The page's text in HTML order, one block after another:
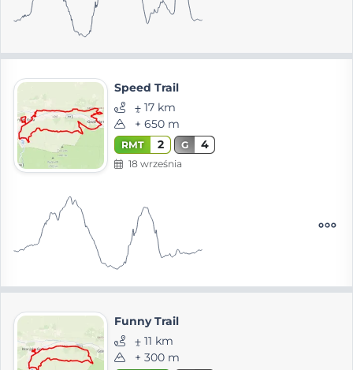
Speed Trail
⨦ 17 km
+ 650 m
RMT 2 G 4
18 września
Funny Trail
⨦ 11 km
+ 300 m